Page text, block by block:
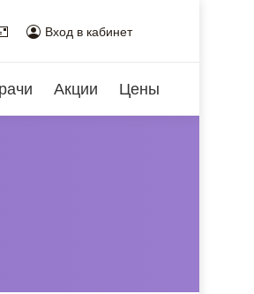
Вход в кабинет
Акции Цены